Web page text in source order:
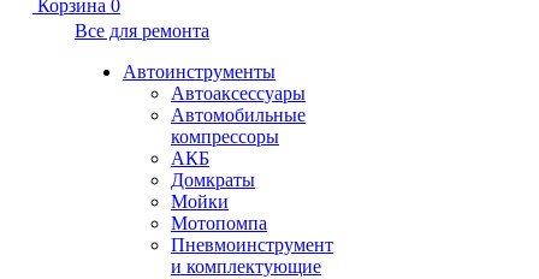
Корзина 0
Все для ремонта
Автоинструменты
Автоаксессуары
Автомобильные
компрессоры
АКБ
Домкраты
Мойки
Мотопомпа
Пневмоинструмент
и комплектующие